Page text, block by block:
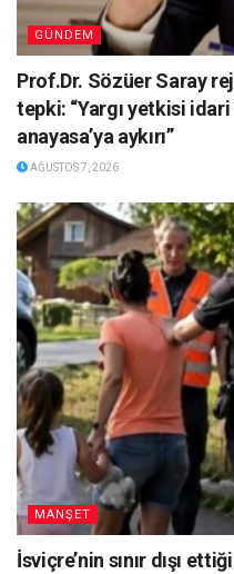
GÜNDEM
Prof.Dr. Sözüer Saray
tepki: “Yargı yetkisi
anayasa’ya aykırı”
AĞUSTOS 7, 2026
MANŞET
İsviçre’nin sınır dışı